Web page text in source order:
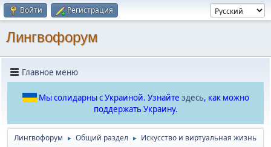
Войти Регистрация
Лингвофорум
Главное меню
Мы солидарны с Украиной. Узнайте здесь, как можно
поддержать Украину.
Лингвофорум ► Общий раздел ► Искусство и виртуальная жизнь